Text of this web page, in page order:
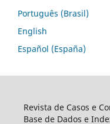
Português (Brasil)
English
Español (España)
Revista de Casos e
Base de Dados e